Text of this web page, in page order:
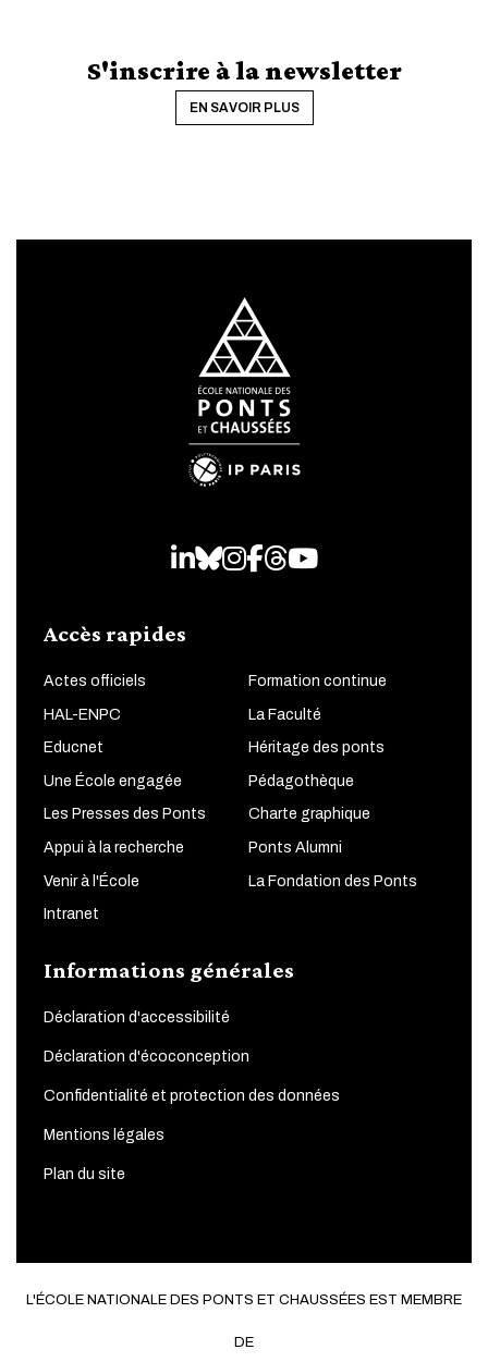
S'inscrire à la newsletter
EN SAVOIR PLUS
LinkedIn
Bluesky
Instagram
Facebook
Threads
Youtube
Accès rapides
Actes officiels Formation continue
HAL-ENPC La Faculté
Educnet Héritage des ponts
Une École engagée Pédagothèque
Les Presses des Ponts Charte graphique
Appui à la recherche Ponts Alumni
Venir à l'École La Fondation des Ponts
Intranet
Informations générales
Déclaration d'accessibilité
Déclaration d'écoconception
Confidentialité et protection des données
Mentions légales
Plan du site
L'ÉCOLE NATIONALE DES PONTS ET CHAUSSÉES EST MEMBRE
DE